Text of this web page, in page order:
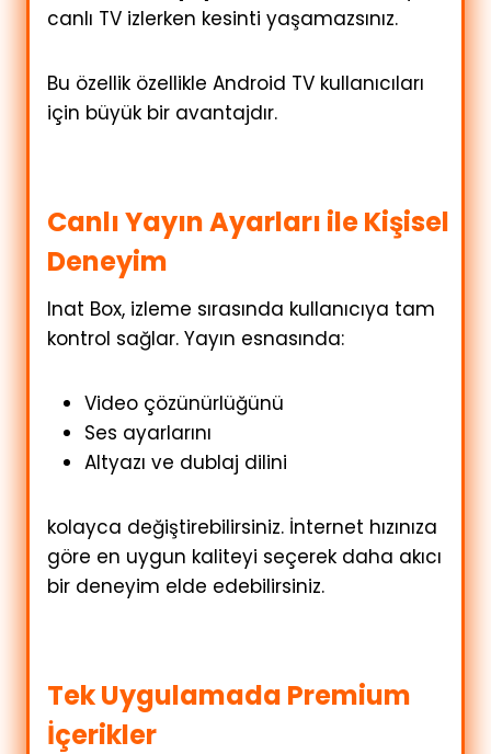
canlı TV izlerken kesinti yaşamazsınız.
Bu özellik özellikle Android TV kullanıcıları
için büyük bir avantajdır.
Canlı Yayın Ayarları ile Kişisel
Deneyim
Inat Box, izleme sırasında kullanıcıya tam
kontrol sağlar. Yayın esnasında:
Video çözünürlüğünü
Ses ayarlarını
Altyazı ve dublaj dilini
kolayca değiştirebilirsiniz. İnternet hızınıza
göre en uygun kaliteyi seçerek daha akıcı
bir deneyim elde edebilirsiniz.
Tek Uygulamada Premium
İçerikler